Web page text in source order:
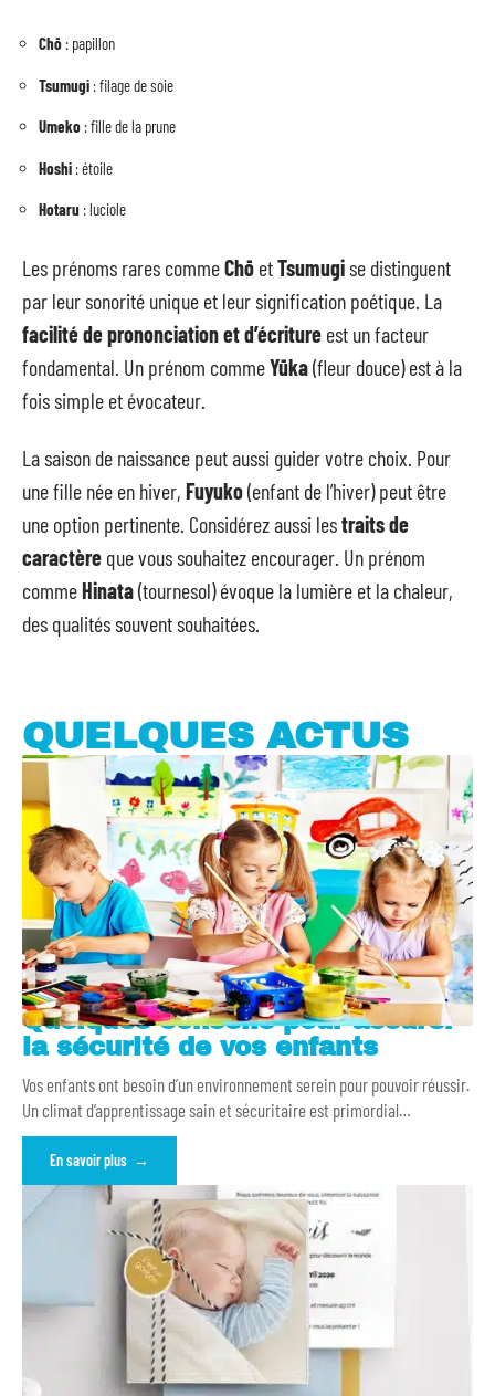
Chō : papillon
Tsumugi : filage de soie
Umeko : fille de la prune
Hoshi : étoile
Hotaru : luciole
Les prénoms rares commeChō etTsumugise distinguent
par leur sonorité unique et leur signification poétique. La
facilité de prononciation et d’écriture est un facteur
fondamental. Un prénom commeYūka(fleur douce) est à la
fois simple et évocateur.
La saison de naissance peut aussi guider votre choix. Pour
une fille née en hiver, Fuyuko(enfant de l’hiver) peut être
une option pertinente. Considérez aussi lestraits de
caractère que vous souhaitez encourager. Un prénom
commeHinata(tournesol) évoque la lumière et la chaleur,
des qualités souvent souhaitées.
QUELQUES ACTUS
Quelques conseils pour assurer
la sécurité de vos enfants
Vos enfants ont besoin d’un environnement serein pour pouvoir réussir.
Un climat d’apprentissage sain et sécuritaire est primordial…
En savoir plus